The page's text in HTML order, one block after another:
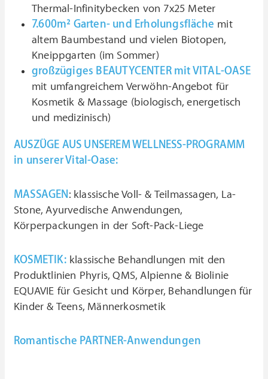
Thermal-Infinitybecken von 7x25 Meter
7.600m² Garten- und Erholungsfläche mit
altem Baumbestand und vielen Biotopen,
Kneippgarten (im Sommer)
großzügiges BEAUTYCENTER mit VITAL-OASE
mit umfangreichem Verwöhn-Angebot für
Kosmetik & Massage (biologisch, energetisch
und medizinisch)
AUSZÜGE AUS UNSEREM WELLNESS-PROGRAMM
in unserer Vital-Oase:
MASSAGEN: klassische Voll- & Teilmassagen, La-
Stone, Ayurvedische Anwendungen,
Körperpackungen in der Soft-Pack-Liege
KOSMETIK:klassische Behandlungen mit den
Produktlinien Phyris, QMS, Alpienne & Biolinie
EQUAVIE für Gesicht und Körper, Behandlungen für
Kinder & Teens, Männerkosmetik
Romantische PARTNER-Anwendungen